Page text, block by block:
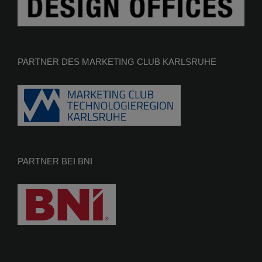
PARTNER DES MARKETING CLUB KARLSRUHE
PARTNER BEI BNI